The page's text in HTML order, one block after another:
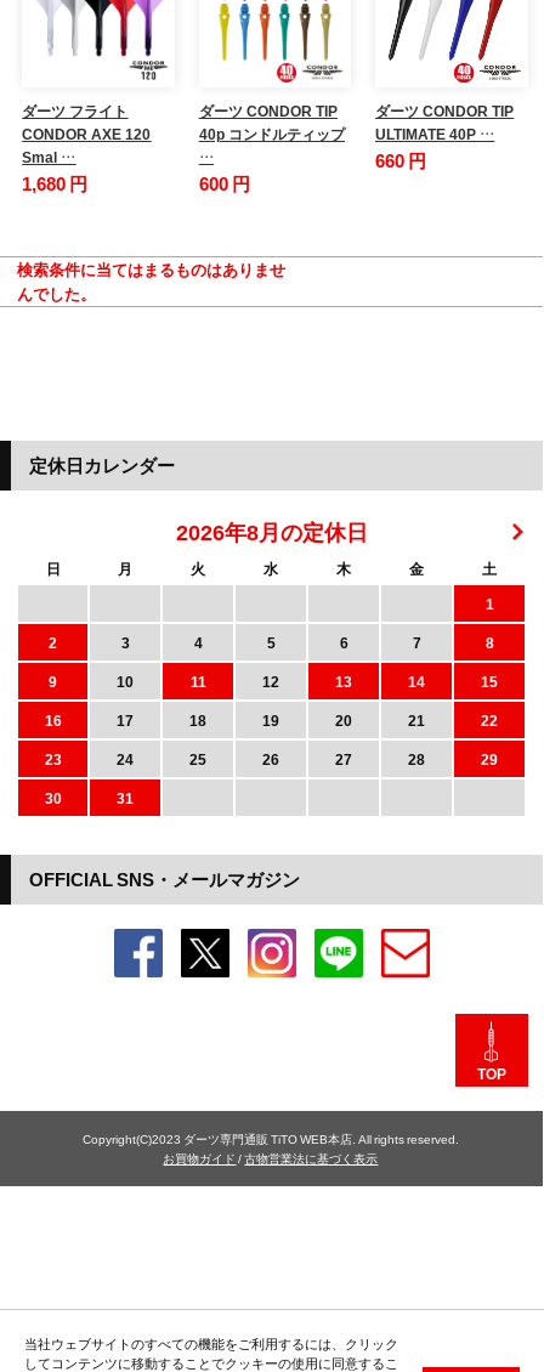
ダーツ フライト
CONDOR AXE 120
Smal …
1,680 円
ダーツ CONDOR TIP
40p コンドルティップ
…
600 円
ダーツ CONDOR TIP
ULTIMATE 40P …
660 円
検索条件に当てはまるものはありませ
んでした。
当社ウェブサイトのすべての機能をご利用するには、クリック
してコンテンツに移動することでクッキーの使用に同意するこ
OFFICIAL SNS・メールマガジン
定休日カレンダー
2026年8月の定休日
日 月 火 水 木 金
土
1
2
3 4 5 6 7
8
9
10 11 12 13 14
15
16
17 18 19 20 21
22
23
24 25 26 27 28
29
30
31
TOP
Copyright(C)2023 ダーツ専門通販 TiTO WEB本店. All rights reserved.
お買物ガイド /古物営業法に基づく表示